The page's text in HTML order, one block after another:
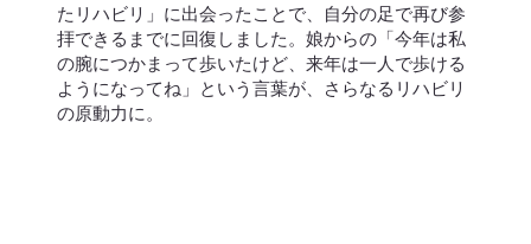
たリハビリ」に出会ったことで、自分の足で再び参
拝できるまでに回復しました。娘からの「今年は私
の腕につかまって歩いたけど、来年は一人で歩ける
ようになってね」という言葉が、さらなるリハビリ
の原動力に。